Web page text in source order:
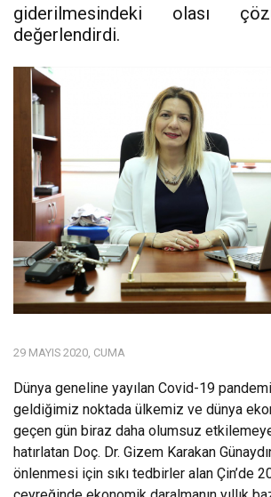
giderilmesindeki olası
değerlendirdi.
29 MAYIS 2020, CUMA
Dünya geneline yayılan Covid-19
geldiğimiz noktada ülkemiz ve dünya
geçen gün biraz daha olumsuz
hatırlatan Doç. Dr. Gizem Karakan
önlenmesi için sıkı tedbirler alan Çin’de